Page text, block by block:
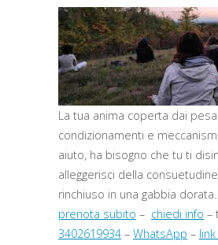
La tua anima coperta dai
condizionamenti e
aiuto, ha bisogno che tu ti
alleggerisci della
rinchiuso in una gabbia
prenota subito – chiedi info –
3402619934 – WhatsApp –